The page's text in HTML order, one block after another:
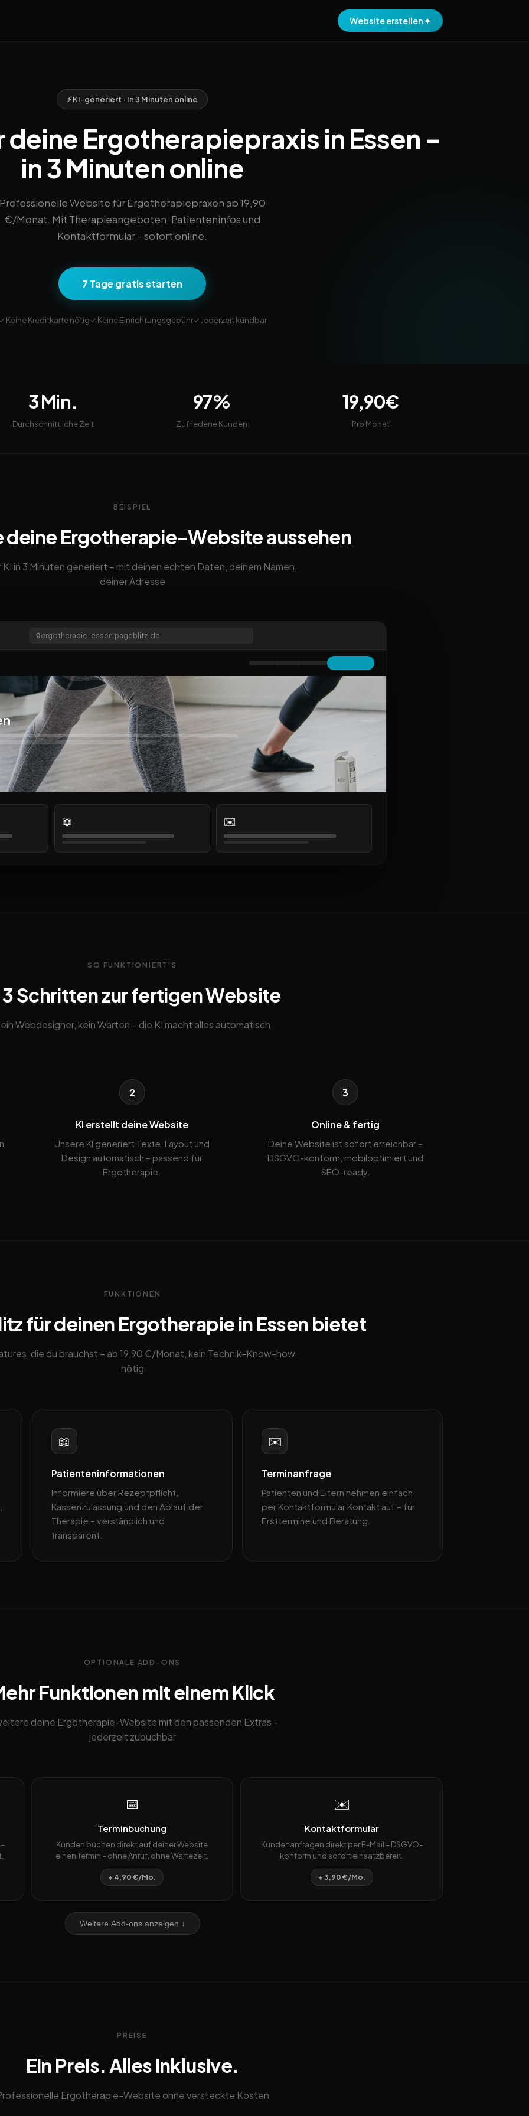
Website erstellen ✦
⚡ KI-generiert · In 3 Minuten online
Ergotherapiepraxis in Essen –
in 3 Minuten online
Professionelle Website für Ergotherapiepraxen ab 19,90
€/Monat. Mit Therapieangeboten, Patienteninfos und
Kontaktformular – sofort online.
7 Tage gratis starten
Keine Kreditkarte nötig✓ Keine Einrichtungsgebühr✓ Jederzeit kündbar
3 Min.
Durchschnittliche Zeit
97%
Zufriedene Kunden
19,90€
Pro Monat
BEISPIEL
deine Ergotherapie-Website aussehen
KI in 3 Minuten generiert – mit deinen echten Daten, deinem Namen,
deiner Adresse
🔒ergotherapie-essen.pageblitz.de
📖 ✉️
SO FUNKTIONIERT'S
3 Schritten zur fertigen Website
Webdesigner, kein Warten – die KI macht alles automatisch
2
KI erstellt deine Website
Unsere KI generiert Texte, Layout und
Design automatisch – passend für
Ergotherapie.
3
Online & fertig
Deine Website ist sofort erreichbar –
DSGVO-konform, mobiloptimiert und
SEO-ready.
FUNKTIONEN
für deinen Ergotherapie in Essen bietet
die du brauchst – ab 19,90 €/Monat, kein Technik-Know-how
nötig
📖
Patienteninformationen
Informiere über Rezeptpflicht,
Kassenzulassung und den Ablauf der
Therapie – verständlich und
transparent.
✉️
Terminanfrage
Patienten und Eltern nehmen einfach
per Kontaktformular Kontakt auf – für
Ersttermine und Beratung.
OPTIONALE ADD-ONS
Funktionen mit einem Klick
deine Ergotherapie-Website mit den passenden Extras –
jederzeit zubuchbar
📅
Terminbuchung
Kunden buchen direkt auf deiner Website
einen Termin – ohne Anruf, ohne Wartezeit.
+ 4,90 €/Mo.
✉️
Kontaktformular
Kundenanfragen direkt per E-Mail – DSGVO-
konform und sofort einsatzbereit.
+ 3,90 €/Mo.
Weitere Add-ons anzeigen ↓
PREISE
Ein Preis. Alles inklusive.
Ergotherapie-Website ohne versteckte Kosten